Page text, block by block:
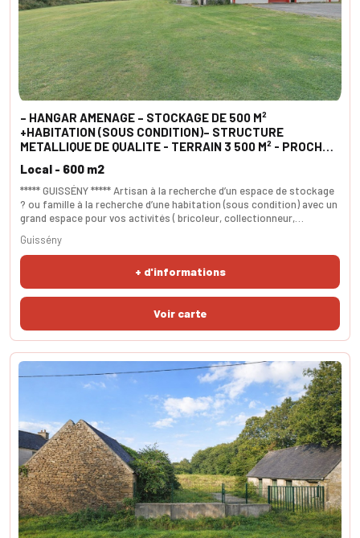
– HANGAR AMENAGE – STOCKAGE DE 500 M²
+HABITATION (SOUS CONDITION)– STRUCTURE
METALLIQUE DE QUALITE - TERRAIN 3 500 M² - PROCHE
***** GUISSÉNY ***** Artisan à la recherche d’un espace de stockage
? ou famille à la recherche d’une habitation (sous condition) avec un
grand espace pour vos activités ( bricoleur, collectionneur,
terrain de 3 500 m² dans un environnement calme et verdoyant,
proche mer est fait pour vous. Ce hangar de 600 m² est doté d’une
structure métallique de qua
Local - 600 m2
+ d'informations
Guissény